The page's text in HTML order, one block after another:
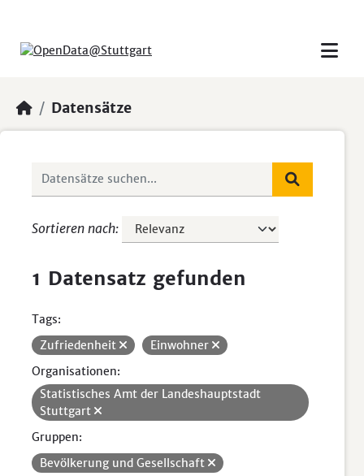
Datensätze
Sortieren nach
1 Datensatz gefunden
Tags:
Zufriedenheit
Einwohner
Organisationen:
Statistisches Amt der Landeshauptstadt
Stuttgart
Gruppen:
Bevölkerung und Gesellschaft